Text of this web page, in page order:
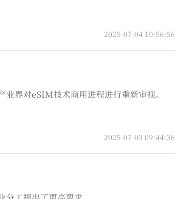
2025-07-04 10:56:56
界对eSIM技术商用进程进行重新审视。
2025-07-03 09:44:36